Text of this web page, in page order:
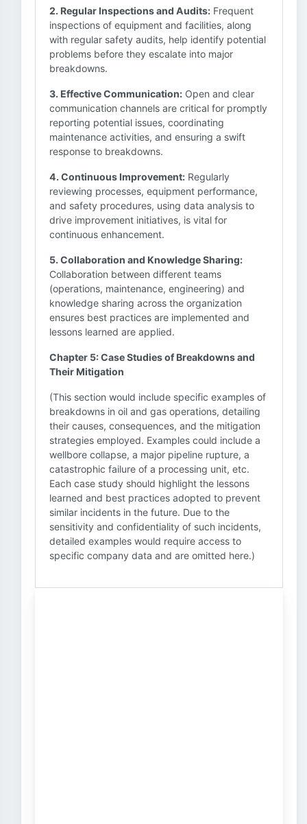
2. Regular Inspections and Audits: Frequent
inspections of equipment and facilities, along
with regular safety audits, help identify potential
problems before they escalate into major
breakdowns.
3. Effective Communication: Open and clear
communication channels are critical for promptly
reporting potential issues, coordinating
maintenance activities, and ensuring a swift
response to breakdowns.
4. Continuous Improvement: Regularly
reviewing processes, equipment performance,
and safety procedures, using data analysis to
drive improvement initiatives, is vital for
continuous enhancement.
5. Collaboration and Knowledge Sharing:
Collaboration between different teams
(operations, maintenance, engineering) and
knowledge sharing across the organization
ensures best practices are implemented and
lessons learned are applied.
Chapter 5: Case Studies of Breakdowns and
Their Mitigation
(This section would include specific examples of
breakdowns in oil and gas operations, detailing
their causes, consequences, and the mitigation
strategies employed. Examples could include a
wellbore collapse, a major pipeline rupture, a
catastrophic failure of a processing unit, etc.
Each case study should highlight the lessons
learned and best practices adopted to prevent
similar incidents in the future. Due to the
sensitivity and confidentiality of such incidents,
detailed examples would require access to
specific company data and are omitted here.)